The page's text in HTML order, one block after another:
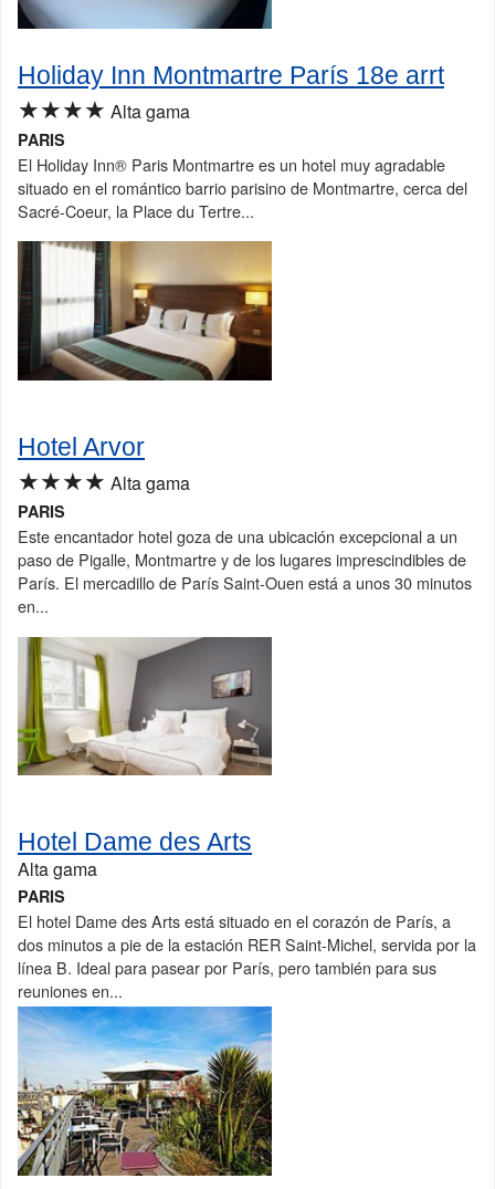
Holiday Inn Montmartre París 18e arrt
★★★★ Alta gama
PARIS
El Holiday Inn® Paris Montmartre es un hotel muy agradable
situado en el romántico barrio parisino de Montmartre, cerca del
Sacré-Coeur, la Place du Tertre...
Hotel Arvor
★★★★ Alta gama
PARIS
Este encantador hotel goza de una ubicación excepcional a un
paso de Pigalle, Montmartre y de los lugares imprescindibles de
París. El mercadillo de París Saint-Ouen está a unos 30 minutos
en...
Hotel Dame des Arts
Alta gama
PARIS
El hotel Dame des Arts está situado en el corazón de París, a
dos minutos a pie de la estación RER Saint-Michel, servida por la
línea B. Ideal para pasear por París, pero también para sus
reuniones en...